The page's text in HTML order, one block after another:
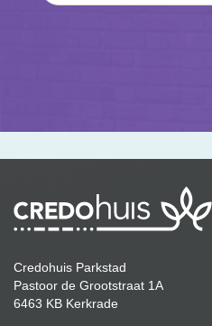
Credohuis Parkstad
Pastoor de Grootstraat 1A
6463 KB Kerkrade